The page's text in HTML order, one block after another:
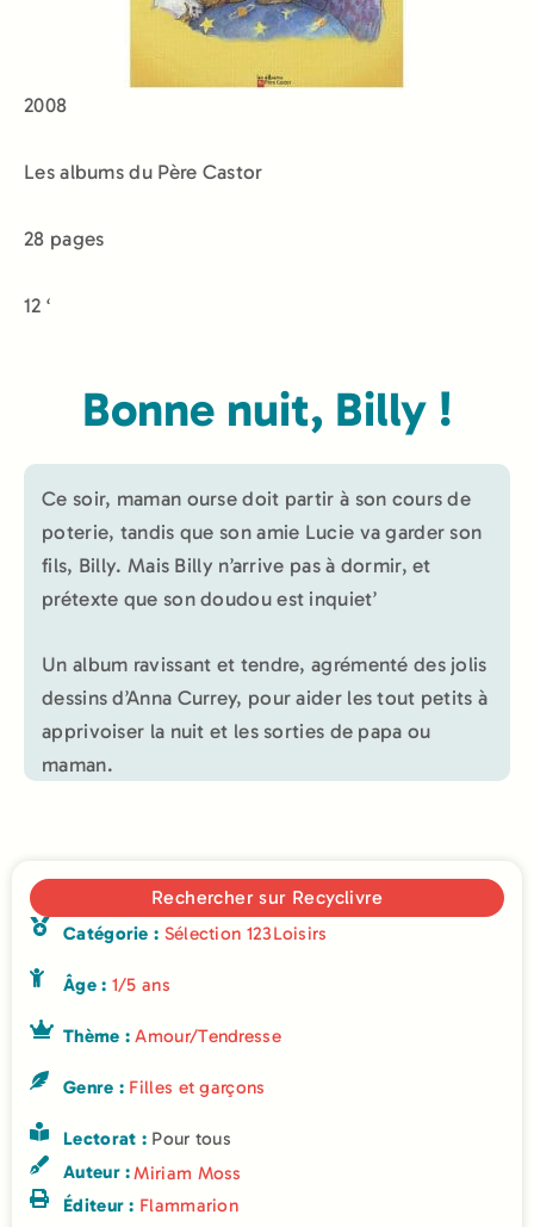
2008
Les albums du Père Castor
28 pages
12 ‘
Bonne nuit, Billy !
Ce soir, maman ourse doit partir à son cours de
poterie, tandis que son amie Lucie va garder son
fils, Billy. Mais Billy n’arrive pas à dormir, et
prétexte que son doudou est inquiet’
Un album ravissant et tendre, agrémenté des jolis
dessins d’Anna Currey, pour aider les tout petits à
apprivoiser la nuit et les sorties de papa ou
maman.
Rechercher sur Recyclivre
Catégorie : Sélection 123Loisirs
Âge : 1/5 ans
Thème :Amour/Tendresse
Genre : Filles et garçons
Lectorat : Pour tous
Auteur :Miriam Moss
Éditeur : Flammarion